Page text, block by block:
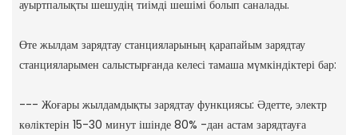
ауыртпалықты шешудің тиімді шешімі болып саналады.
Өте жылдам зарядтау станцияларының қарапайым зарядтау
станцияларымен салыстырғанда келесі тамаша мүмкіндіктері бар:
--- Жоғары жылдамдықты зарядтау функциясы: Әдетте, электр
көліктерін 15-30 минут ішінде 80% -дан астам зарядтауға